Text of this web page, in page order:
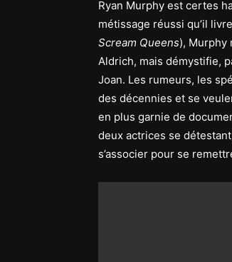
Ryan Murphy est certes
métissage réussi qu’il
Scream Queens), Murphy
Aldrich, mais démystifie,
Joan. Les rumeurs, les
des décennies et se
en plus garnie de
deux actrices se
s’associer pour se